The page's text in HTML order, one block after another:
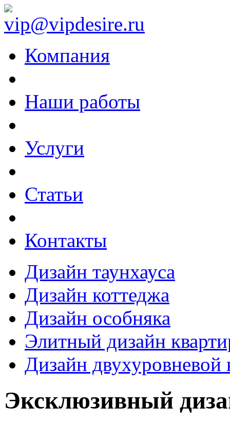
vip@vipdesire.ru
Компания
Наши работы
Услуги
Статьи
Контакты
Дизайн таунхауса
Дизайн коттеджа
Дизайн особняка
Элитный дизайн
Дизайн двухуровневой
Эксклюзивный